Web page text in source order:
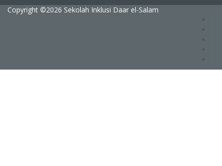
Copyright ©2026 Sekolah Inklusi Daar el-Salam